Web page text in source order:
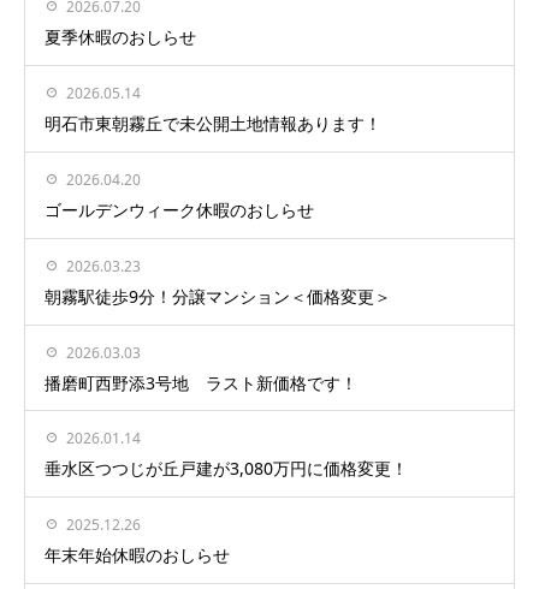
2026.07.20
夏季休暇のおしらせ
2026.05.14
明石市東朝霧丘で未公開土地情報あります！
2026.04.20
ゴールデンウィーク休暇のおしらせ
2026.03.23
朝霧駅徒歩9分！分譲マンション＜価格変更＞
2026.03.03
播磨町西野添3号地 ラスト新価格です！
2026.01.14
垂水区つつじが丘戸建が3,080万円に価格変更！
2025.12.26
年末年始休暇のおしらせ